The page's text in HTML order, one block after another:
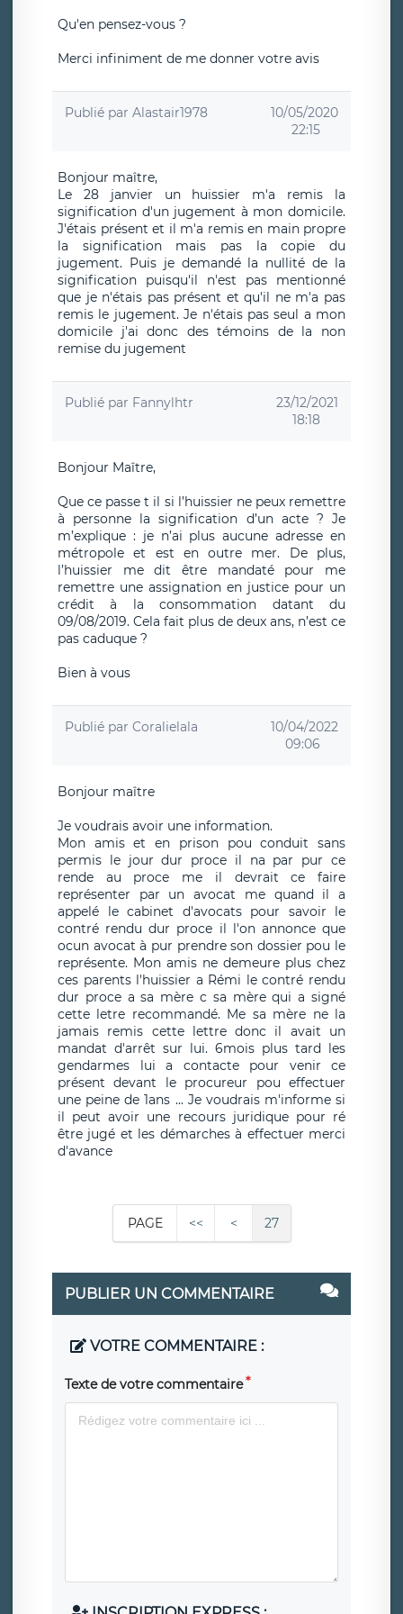
Qu'en pensez-vous ?
Merci infiniment de me donner votre avis
Publié par Alastair1978
10/05/2020
22:15
Bonjour maître,
Le 28 janvier un huissier m'a remis la
signification d'un jugement à mon domicile.
J'étais présent et il m'a remis en main propre
la signification mais pas la copie du
jugement. Puis je demandé la nullité de la
signification puisqu'il n'est pas mentionné
que je n'étais pas présent et qu'il ne m'a pas
remis le jugement. Je n'étais pas seul a mon
domicile j'ai donc des témoins de la non
remise du jugement
Publié par Fannylhtr
23/12/2021
18:18
Bonjour Maître,
Que ce passe t il si l’huissier ne peux remettre
à personne la signification d’un acte ? Je
m’explique : je n’ai plus aucune adresse en
métropole et est en outre mer. De plus,
l’huissier me dit être mandaté pour me
remettre une assignation en justice pour un
crédit à la consommation datant du
09/08/2019. Cela fait plus de deux ans, n’est ce
pas caduque ?
Bien à vous
Publié par Coralielala
10/04/2022
09:06
Bonjour maître
Je voudrais avoir une information.
Mon amis et en prison pou conduit sans
permis le jour dur proce il na par pur ce
rende au proce me il devrait ce faire
représenter par un avocat me quand il a
appelé le cabinet d'avocats pour savoir le
contré rendu dur proce il l'on annonce que
ocun avocat à pur prendre son dossier pou le
représente. Mon amis ne demeure plus chez
ces parents l'huissier a Rémi le contré rendu
dur proce a sa mère c sa mère qui a signé
cette letre recommandé. Me sa mère ne la
jamais remis cette lettre donc il avait un
mandat d'arrêt sur lui. 6mois plus tard les
gendarmes lui a contacte pour venir ce
présent devant le procureur pou effectuer
une peine de 1ans ... Je voudrais m'informe si
il peut avoir une recours juridique pour ré
être jugé et les démarches à effectuer merci
d'avance
PAGE << < 27
PUBLIER UN COMMENTAIRE
VOTRE COMMENTAIRE :
Texte de votre commentaire